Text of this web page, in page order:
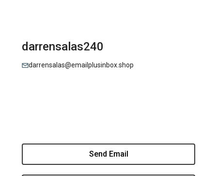
darrensalas240
darrensalas@emailplusinbox.shop
Send Email